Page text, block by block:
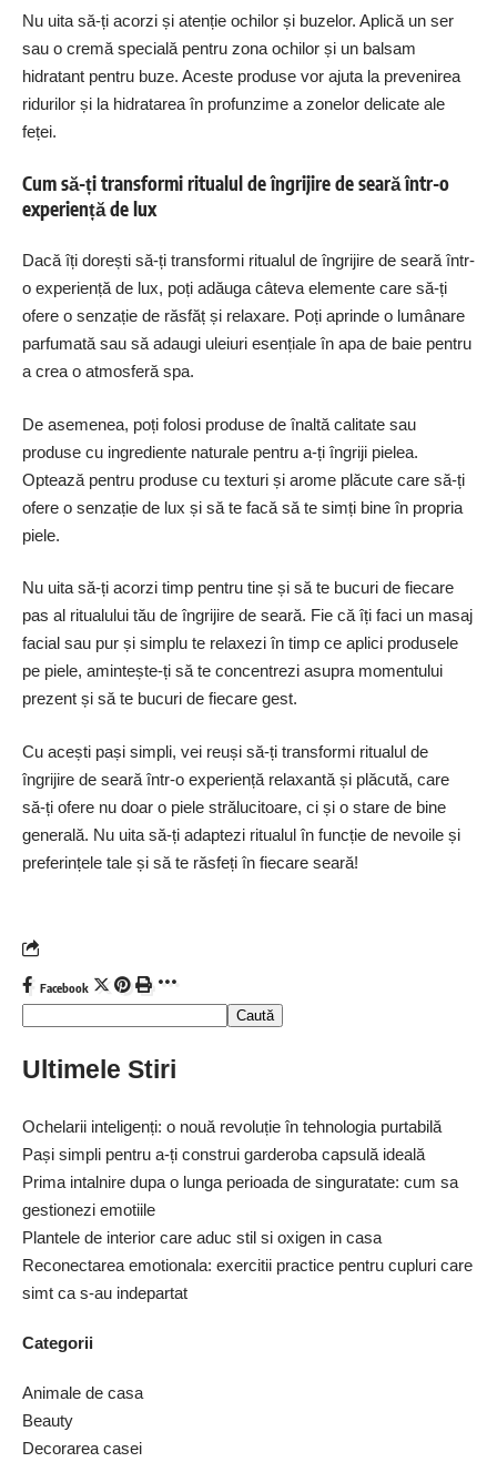
Nu uita să-ți acorzi și atenție ochilor și buzelor. Aplică un ser
sau o cremă specială pentru zona ochilor și un balsam
hidratant pentru buze. Aceste produse vor ajuta la prevenirea
ridurilor și la hidratarea în profunzime a zonelor delicate ale
feței.
Cum să-ți transformi ritualul de îngrijire de seară într-o
experiență de lux
Dacă îți dorești să-ți transformi ritualul de îngrijire de seară într-
o experiență de lux, poți adăuga câteva elemente care să-ți
ofere o senzație de răsfăț și relaxare. Poți aprinde o lumânare
parfumată sau să adaugi uleiuri esențiale în apa de baie pentru
a crea o atmosferă spa.
De asemenea, poți folosi produse de înaltă calitate sau
produse cu ingrediente naturale pentru a-ți îngriji pielea.
Optează pentru produse cu texturi și arome plăcute care să-ți
ofere o senzație de lux și să te facă să te simți bine în propria
piele.
Nu uita să-ți acorzi timp pentru tine și să te bucuri de fiecare
pas al ritualului tău de îngrijire de seară. Fie că îți faci un masaj
facial sau pur și simplu te relaxezi în timp ce aplici produsele
pe piele, amintește-ți să te concentrezi asupra momentului
prezent și să te bucuri de fiecare gest.
Cu acești pași simpli, vei reuși să-ți transformi ritualul de
îngrijire de seară într-o experiență relaxantă și plăcută, care
să-ți ofere nu doar o piele strălucitoare, ci și o stare de bine
generală. Nu uita să-ți adaptezi ritualul în funcție de nevoile și
preferințele tale și să te răsfeți în fiecare seară!
Facebook
Caută
Ultimele Stiri
Ochelarii inteligenți: o nouă revoluție în tehnologia purtabilă
Pași simpli pentru a-ți construi garderoba capsulă ideală
Prima intalnire dupa o lunga perioada de singuratate: cum sa
gestionezi emotiile
Plantele de interior care aduc stil si oxigen in casa
Reconectarea emotionala: exercitii practice pentru cupluri care
simt ca s-au indepartat
Categorii
Animale de casa
Beauty
Decorarea casei